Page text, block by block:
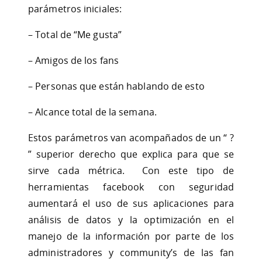
parámetros iniciales:
– Total de “Me gusta”
– Amigos de los fans
– Personas que están hablando de esto
– Alcance total de la semana.
Estos parámetros van acompañados de un “ ?
” superior derecho que explica para que se
sirve cada métrica. Con este tipo de
herramientas facebook con seguridad
aumentará el uso de sus aplicaciones para
análisis de datos y la optimización en el
manejo de la información por parte de los
administradores y community’s de las fan